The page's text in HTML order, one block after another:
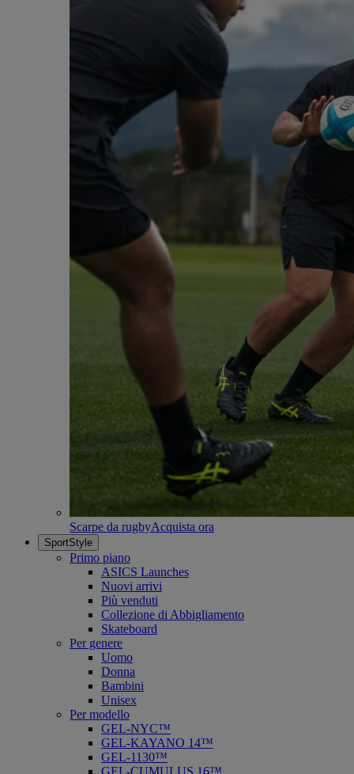
Scarpe da rugbyAcquista ora
SportStyle
Primo piano
ASICS Launches
Nuovi arrivi
Più venduti
Collezione di Abbigliamento
Skateboard
Per genere
Uomo
Donna
Bambini
Unisex
Per modello
GEL-NYC™
GEL-KAYANO 14™
GEL-1130™
GEL-CUMULUS 16™